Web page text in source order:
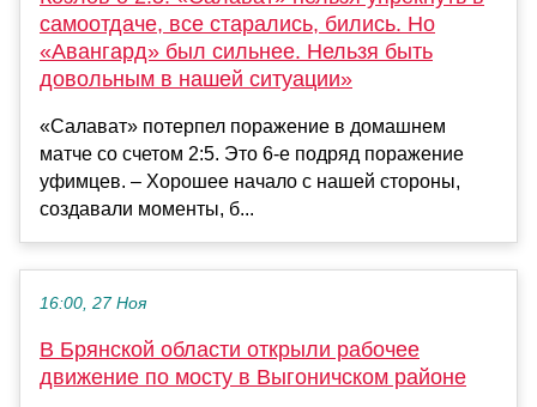
самоотдаче, все старались, бились. Но
«Авангард» был сильнее. Нельзя быть
довольным в нашей ситуации»
«Салават» потерпел поражение в домашнем
матче со счетом 2:5. Это 6-е подряд поражение
уфимцев. – Хорошее начало с нашей стороны,
создавали моменты, б...
16:00, 27 Ноя
В Брянской области открыли рабочее
движение по мосту в Выгоничском районе